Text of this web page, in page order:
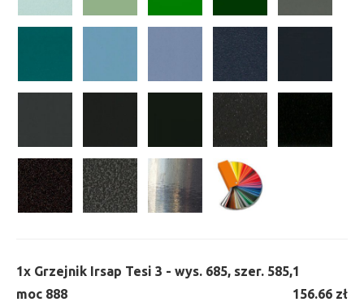
1x Grzejnik Irsap Tesi 3 - wys. 685, szer. 585,
moc 888
1
156.66 zł